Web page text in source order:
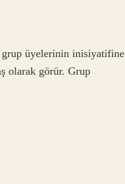
grup üyelerinin inisiyatifine
olarak görür. Grup